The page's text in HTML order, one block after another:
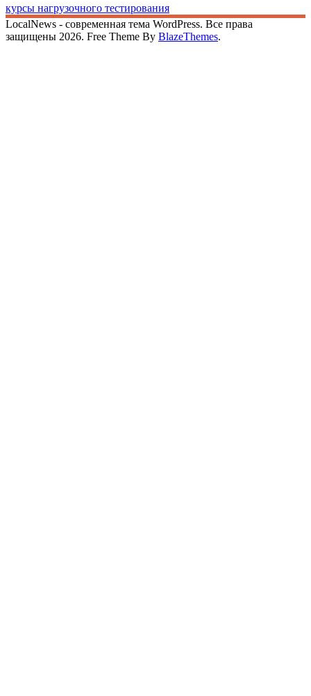
курсы нагрузочного тестирования
LocalNews - современная тема WordPress. Все права
защищены 2026. Free Theme By BlazeThemes.